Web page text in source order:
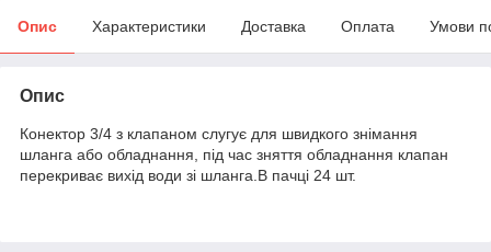
Опис Характеристики Доставка Оплата Умови
Опис
Конектор 3/4 з клапаном слугує для швидкого знімання
шланга або обладнання, під час зняття обладнання клапан
перекриває вихід води зі шланга.В пачці 24 шт.